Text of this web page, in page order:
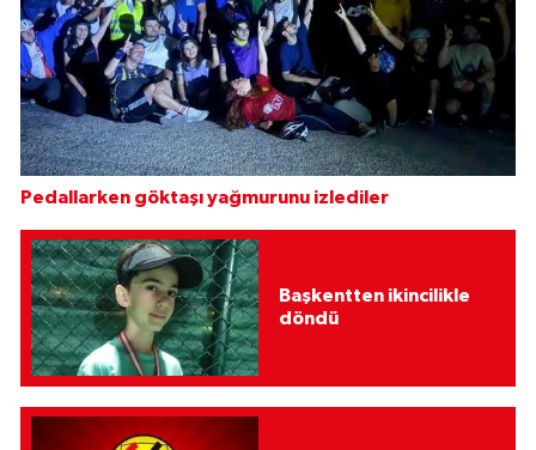
Pedallarken göktaşı yağmurunu izlediler
Başkentten ikincilikle
döndü